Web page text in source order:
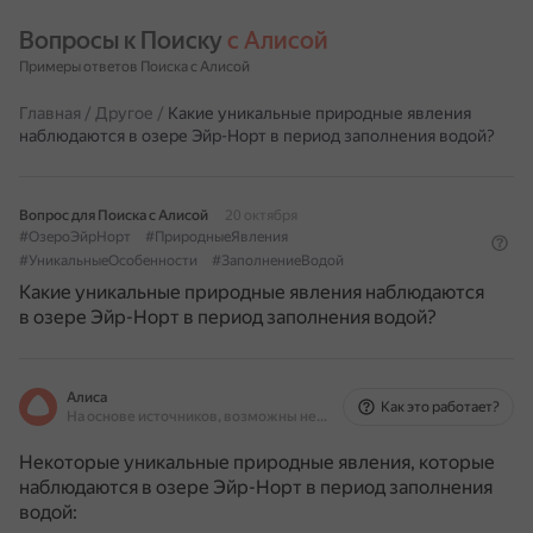
Вопросы к Поиску с Алисой
Примеры ответов Поиска с Алисой
Главная / Другое / Какие уникальные природные явления
наблюдаются в озере Эйр-Норт в период заполнения водой?
Вопрос для Поиска с Алисой
20 октября
#ОзероЭйрНорт
#ПриродныеЯвления
#УникальныеОсобенности
#ЗаполнениеВодой
Какие уникальные природные явления наблюдаются
в озере Эйр-Норт в период заполнения водой?
Алиса
На основе источников, возможны неточности
Как это работает?
Некоторые уникальные природные явления, которые
наблюдаются в озере Эйр-Норт в период заполнения
водой: